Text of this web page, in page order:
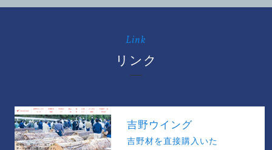
Link
リンク
吉野ウイング
吉野材を直接購入いた